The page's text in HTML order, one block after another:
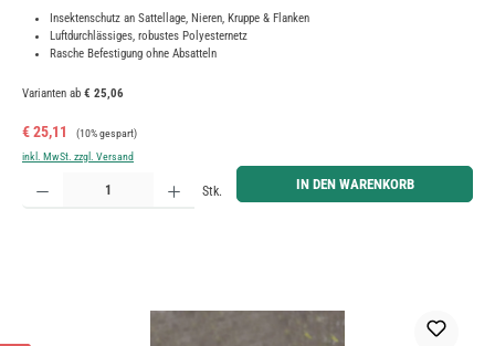
Insektenschutz an Sattellage, Nieren, Kruppe & Flanken
Luftdurchlässiges, robustes Polyesternetz
Rasche Befestigung ohne Absatteln
Varianten ab € 25,06
Verkaufspreis:
€ 25,11 Regulärer Preis:
(10% gespart)
inkl. MwSt. zzgl. Versand
Produkt Anzahl: Gib den gewünschten Wert ein oder benutze die Schaltflächen um die Anzahl zu
Stk. IN DEN WARENKORB